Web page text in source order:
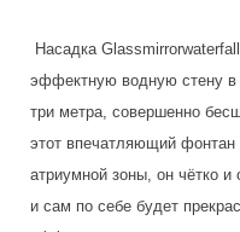
Насадка
эффектную водную стену в
три метра, совершенно
этот впечатляющий фонтан
атриумной зоны, он чётко и
и сам по себе будет